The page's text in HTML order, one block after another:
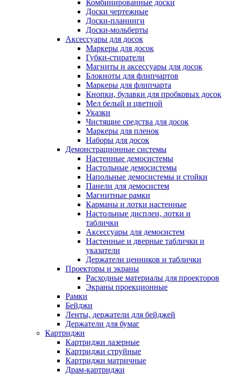
Комбинированные доски
Доски чертежные
Доски-планинги
Доски-мольберты
Аксессуары для досок
Маркеры для досок
Губки-стиратели
Магниты и аксессуары для досок
Блокноты для флипчартов
Маркеры для флипчарта
Кнопки, булавки для пробковых досок
Мел белый и цветной
Указки
Чистящие средства для досок
Маркеры для пленок
Наборы для досок
Демонстрационные системы
Настенные демосистемы
Настольные демосистемы
Напольные демосистемы и стойки
Панели для демосистем
Магнитные рамки
Карманы и лотки настенные
Настольные дисплеи, лотки и
таблички
Аксессуары для демосистем
Настенные и дверные таблички и
указатели
Держатели ценников и таблички
Проекторы и экраны
Расходные материалы для проекторов
Экраны проекционные
Рамки
Бейджи
Ленты, держатели для бейджей
Держатели для бумаг
Картриджи
Картриджи лазерные
Картриджи струйные
Картриджи матричные
Драм-картриджи